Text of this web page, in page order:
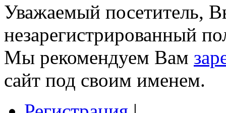
Уважаемый посетитель,
незарегистрированный
Мы рекомендуем Вам
сайт под своим именем.